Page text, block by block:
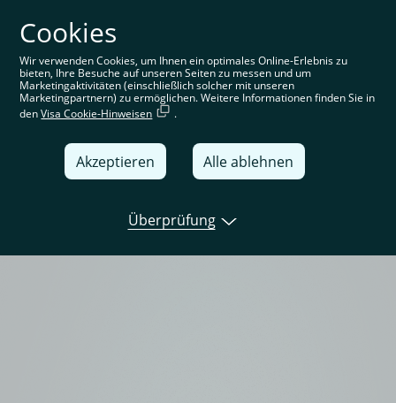
Sie befinden sich auf der deutschen Website. Wählen Sie
Ihre Region aus, um standortspezifische Inhalte angezeigt
zu bekommen
Deutschland
United Kingdom
Global
Deutschland
France
Cookies
Wir verwenden Cookies, um Ihnen ein optimales Online-Erlebnis zu
bieten, Ihre Besuche auf unseren Seiten zu messen und um
Marketingaktivitäten (einschließlich solcher mit unseren
Marketingpartnern) zu ermöglichen. Weitere Informationen finden Sie in
denVisa Cookie-Hinweisen .
Akzeptieren Alle ablehnen
Überprüfung